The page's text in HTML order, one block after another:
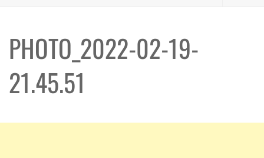
PHOTO_2022-02-19-
21.45.51